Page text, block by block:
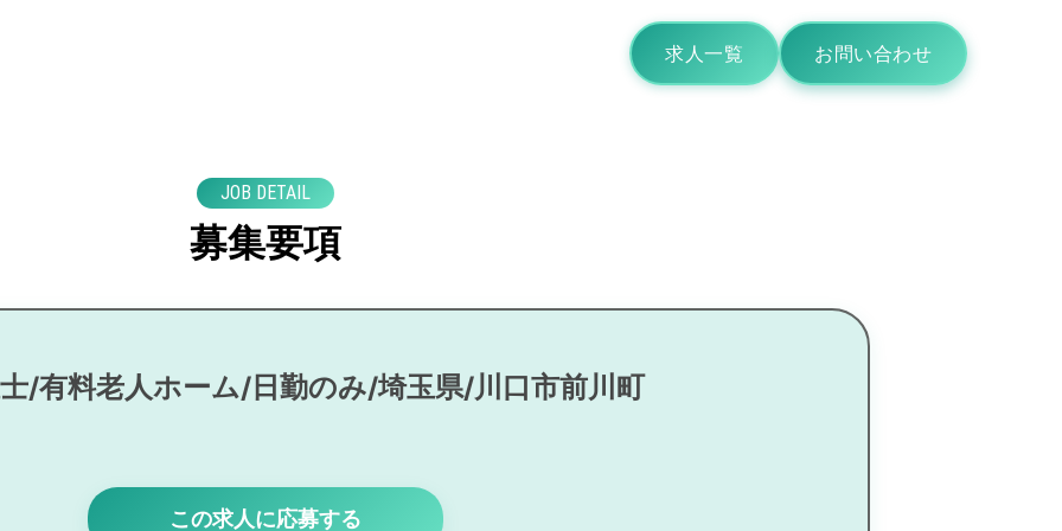
求人一覧 お問い合わせ
JOB DETAIL
募集要項
/有料老人ホーム/日勤のみ/埼玉県/川口市前川町
この求人に応募する